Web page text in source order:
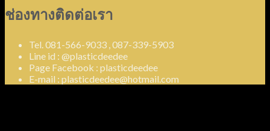
ช่องทางติดต่อเรา
Tel. 081-566-9033 , 087-339-5903
Line id : @plasticdeedee
Page Facebook : plasticdeedee
E-mail : plasticdeedee@hotmail.com